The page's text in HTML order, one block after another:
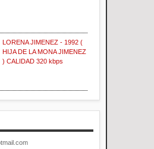
LORENA JIMENEZ - 1992 (
HIJA DE LA MONA JIMENEZ
) CALIDAD 320 kbps